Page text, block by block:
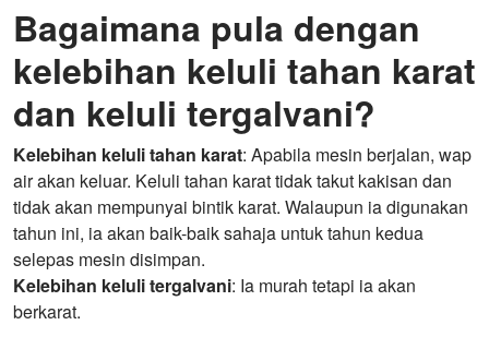
Bagaimana pula dengan
kelebihan keluli tahan karat
dan keluli tergalvani?
Kelebihan keluli tahan karat: Apabila mesin berjalan, wap
air akan keluar. Keluli tahan karat tidak takut kakisan dan
tidak akan mempunyai bintik karat. Walaupun ia digunakan
tahun ini, ia akan baik-baik sahaja untuk tahun kedua
selepas mesin disimpan.
Kelebihan keluli tergalvani: Ia murah tetapi ia akan
berkarat.